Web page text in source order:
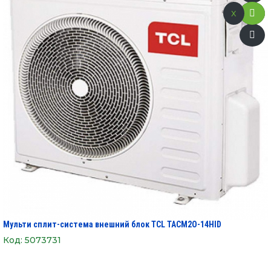
Мульти сплит-система внешний блок TCL TACM2O-14HID
Код: 5073731
x